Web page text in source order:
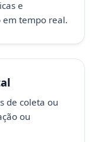
e
em tempo real.
de coleta ou
ou